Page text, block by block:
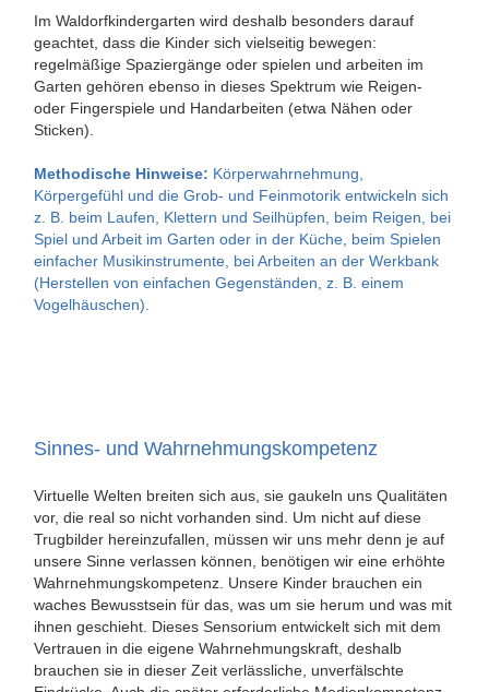
Im Waldorfkindergarten wird deshalb besonders darauf
geachtet, dass die Kinder sich vielseitig bewegen:
regelmäßige Spaziergänge oder spielen und arbeiten im
Garten gehören ebenso in dieses Spektrum wie Reigen-
oder Fingerspiele und Handarbeiten (etwa Nähen oder
Sticken).
Methodische Hinweise: Körperwahrnehmung,
Körpergefühl und die Grob- und Feinmotorik entwickeln sich
z. B. beim Laufen, Klettern und Seilhüpfen, beim Reigen, bei
Spiel und Arbeit im Garten oder in der Küche, beim Spielen
einfacher Musikinstrumente, bei Arbeiten an der Werkbank
(Herstellen von einfachen Gegenständen, z. B. einem
Vogelhäuschen).
Sinnes- und Wahrnehmungskompetenz
Virtuelle Welten breiten sich aus, sie gaukeln uns Qualitäten
vor, die real so nicht vorhanden sind. Um nicht auf diese
Trugbilder hereinzufallen, müssen wir uns mehr denn je auf
unsere Sinne verlassen können, benötigen wir eine erhöhte
Wahrnehmungskompetenz. Unsere Kinder brauchen ein
waches Bewusstsein für das, was um sie herum und was mit
ihnen geschieht. Dieses Sensorium entwickelt sich mit dem
Vertrauen in die eigene Wahrnehmungskraft, deshalb
brauchen sie in dieser Zeit verlässliche, unverfälschte